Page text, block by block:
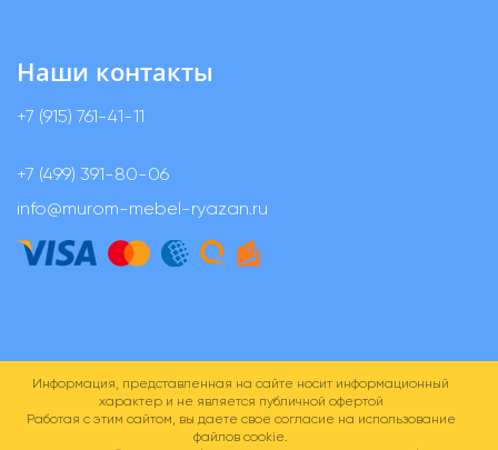
Наши контакты
+7 (915) 761-41-11
+7 (499) 391-80-06
info@murom-mebel-ryazan.ru
Информация, представленная на сайте носит информационный
характер и не является публичной офертой
Работая с этим сайтом, вы даете свое согласие на использование
файлов cookie.